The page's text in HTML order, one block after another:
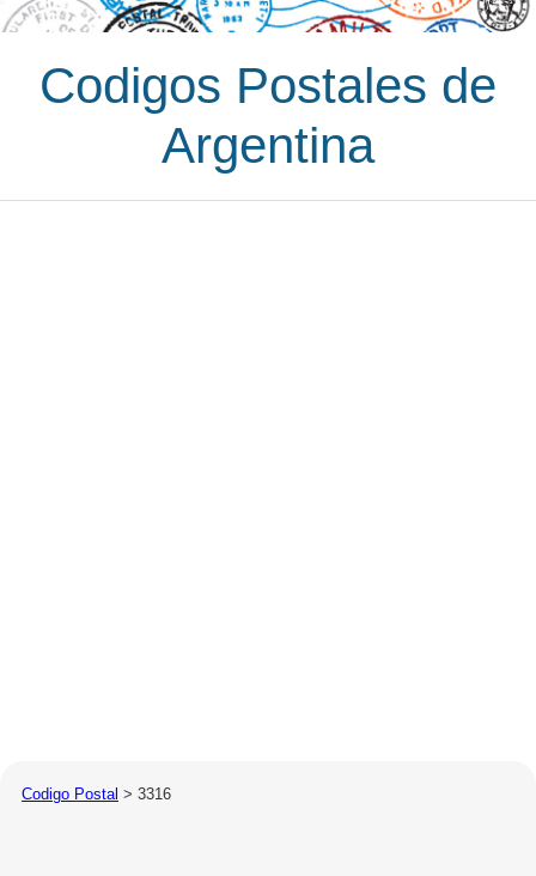
Codigos Postales de
Argentina
Codigo Postal > 3316